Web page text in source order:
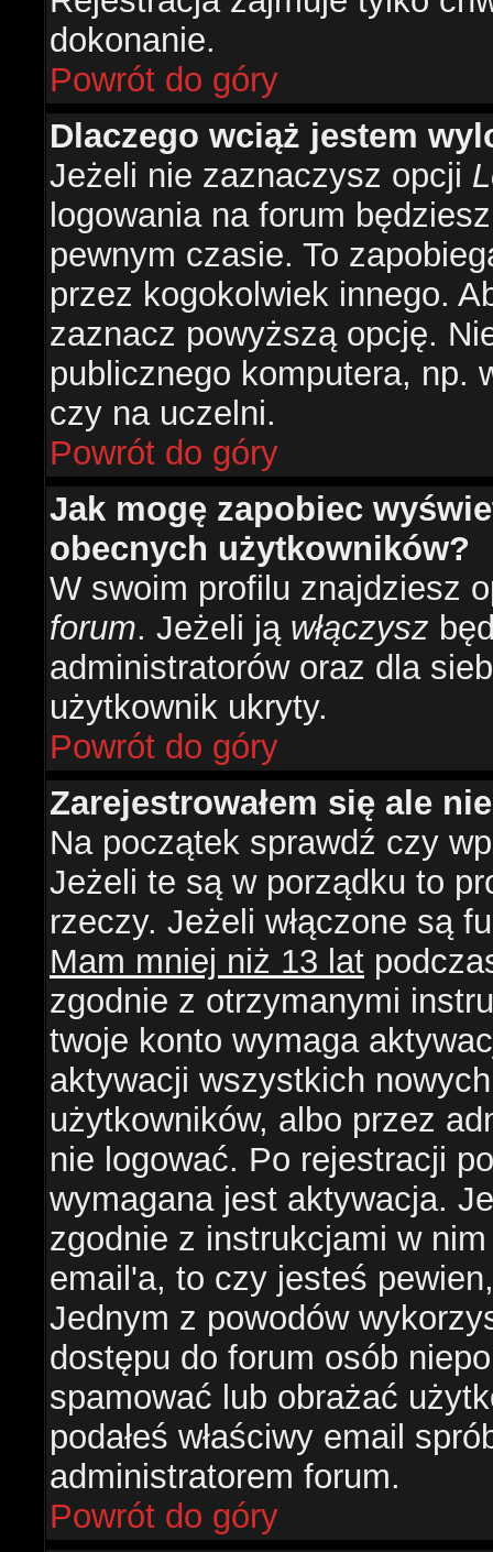
dokonanie.
Powrót do góry
Dlaczego wciąż jestem
Jeżeli nie zaznaczysz opcji
logowania na forum
pewnym czasie. To
przez kogokolwiek innego.
zaznacz powyższą opcję.
publicznego komputera, np.
czy na uczelni.
Powrót do góry
Jak mogę zapobiec
obecnych użytkowników?
W swoim profilu znajdziesz
forum. Jeżeli ją włączysz
administratorów oraz dla
użytkownik ukryty.
Powrót do góry
Zarejestrowałem się ale
Na początek sprawdź czy
Jeżeli te są w porządku to
rzeczy. Jeżeli włączone są
Mam mniej niż 13 lat
zgodnie z otrzymanymi
twoje konto wymaga
aktywacji wszystkich
użytkowników, albo przez
nie logować. Po rejestracji
wymagana jest aktywacja.
zgodnie z instrukcjami w
email'a, to czy jesteś
Jednym z powodów
dostępu do forum osób
spamować lub obrażać
podałeś właściwy email
administratorem forum.
Powrót do góry